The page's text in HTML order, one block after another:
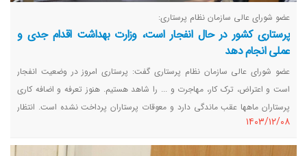
عضو شورای عالی سازمان نظام پرستاری:
پرستاری کشور در حال انفجار است، وزارت بهداشت اقدام جدی و
عملی انجام دهد
عضو شورای عالی سازمان نظام پرستاری گفت: پرستاری امروز در وضعیت انفجار
است و اعتراض، ترک کار، مهاجرت و ... را شاهد هستیم. هنوز تعرفه و اضافه کاری
پرستاران ماهها عقب ماندگی دارد و معوقات پرستاران پرداخت نشده است. انتظار
پرستاران این است که تا پایان سال حداقل بخشی از مطالبات معوقه پرداخت شود.
١٤٠٣/١٢/٠٨